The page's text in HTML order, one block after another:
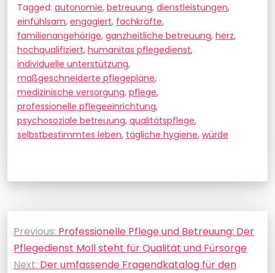
Tagged: autonomie, betreuung, dienstleistungen,
einfühlsam, engagiert, fachkräfte,
familienangehörige, ganzheitliche betreuung, herz,
hochqualifiziert, humanitas pflegedienst,
individuelle unterstützung,
maßgeschneiderte pflegepläne,
medizinische versorgung, pflege,
professionelle pflegeeinrichtung,
psychosoziale betreuung, qualitätspflege,
selbstbestimmtes leben, tägliche hygiene, würde
Beitragsnavigation
Previous: Professionelle Pflege und Betreuung: Der
Pflegedienst Moll steht für Qualität und Fürsorge
Next: Der umfassende Fragendkatalog für den